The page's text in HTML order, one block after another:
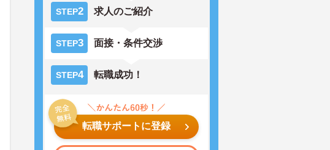
STEP2 求人のご紹介
STEP3 面接・条件交渉
STEP4 転職成功！
転職サポートに登録